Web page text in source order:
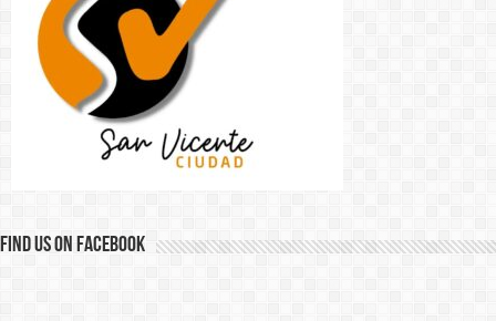
Find us on Facebook